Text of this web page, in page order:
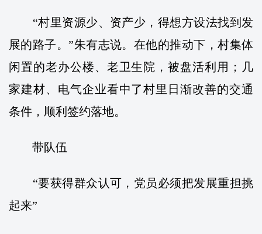
“村里资源少、资产少，得想方设法找到发
展的路子。”朱有志说。在他的推动下，村集体
闲置的老办公楼、老卫生院，被盘活利用；几
家建材、电气企业看中了村里日渐改善的交通
条件，顺利签约落地。
带队伍
“要获得群众认可，党员必须把发展重担挑
起来”